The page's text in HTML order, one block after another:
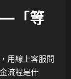
「等
用線上客服問
流程是什